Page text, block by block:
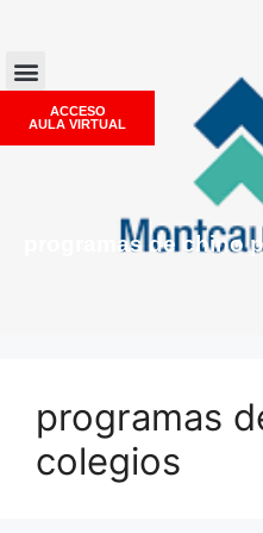
ACCESO
AULA VIRTUAL
programas de chino
programas
colegios